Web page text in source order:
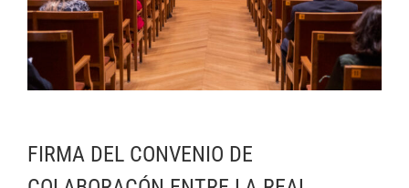
FIRMA DEL CONVENIO DE